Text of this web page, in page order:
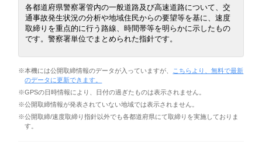
各都道府県警察署管内の一般道路及び高速道路について、交
通事故発生状況の分析や地域住民からの要望等を基に、速度
取締りを重点的に行う路線、時間帯等を明らかに示したもの
です。警察署単位でまとめられた指針です。
※本機には公開取締情報のデータが入っていますが、 こちらより、無料で最新
のデータに更新できます。
※GPSの日時情報により、日付の過ぎたものは表示されません。
※公開取締情報が発表されていない地域では表示されません。
※公開取締/速度取締り指針以外でも各都道府県にて取締りを実施しておりま
す。